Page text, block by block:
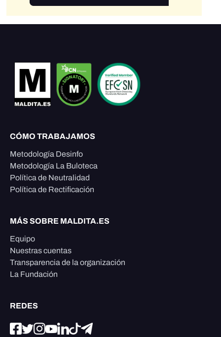
CÓMO TRABAJAMOS
Metodología Desinfo
Metodología La Buloteca
Política de Neutralidad
Política de Rectificación
MÁS SOBRE MALDITA.ES
Equipo
Nuestras cuentas
Transparencia de la organización
La Fundación
REDES